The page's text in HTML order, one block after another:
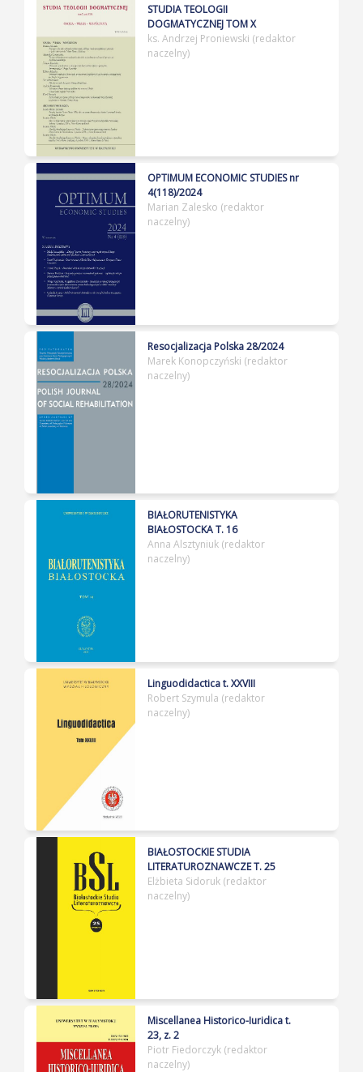
STUDIA TEOLOGII
DOGMATYCZNEJ TOM X
ks. Andrzej Proniewski (redaktor
naczelny)
OPTIMUM ECONOMIC STUDIES nr
4(118)/2024
Marian Zalesko (redaktor
naczelny)
Resocjalizacja Polska 28/2024
Marek Konopczyński (redaktor
naczelny)
BIAŁORUTENISTYKA
BIAŁOSTOCKA T. 16
Anna Alsztyniuk (redaktor
naczelny)
Linguodidactica t. XXVIII
Robert Szymula (redaktor
naczelny)
BIAŁOSTOCKIE STUDIA
LITERATUROZNAWCZE T. 25
Elżbieta Sidoruk (redaktor
naczelny)
Miscellanea Historico-Iuridica t.
23, z. 2
Piotr Fiedorczyk (redaktor
naczelny)